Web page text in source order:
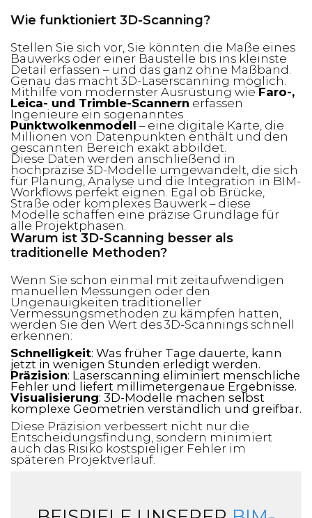
Wie funktioniert 3D-Scanning?
Stellen Sie sich vor, Sie könnten die Maße eines
Bauwerks oder einer Baustelle bis ins kleinste
Detail erfassen – und das ganz ohne Maßband.
Genau das macht 3D-Laserscanning möglich.
Mithilfe von modernster Ausrüstung wieFaro-,
Leica- und Trimble-Scannern erfassen
Ingenieure ein sogenanntes
Punktwolkenmodell – eine digitale Karte, die
Millionen von Datenpunkten enthält und den
gescannten Bereich exakt abbildet.
Diese Daten werden anschließend in
hochpräzise 3D-Modelle umgewandelt, die sich
für Planung, Analyse und die Integration in BIM-
Workflows perfekt eignen. Egal ob Brücke,
Straße oder komplexes Bauwerk – diese
Modelle schaffen eine präzise Grundlage für
alle Projektphasen.
Warum ist 3D-Scanning besser als
traditionelle Methoden?
Wenn Sie schon einmal mit zeitaufwendigen
manuellen Messungen oder den
Ungenauigkeiten traditioneller
Vermessungsmethoden zu kämpfen hatten,
werden Sie den Wert des 3D-Scannings schnell
erkennen:
Schnelligkeit: Was früher Tage dauerte, kann
jetzt in wenigen Stunden erledigt werden.
Präzision: Laserscanning eliminiert menschliche
Fehler und liefert millimetergenaue Ergebnisse.
Visualisierung: 3D-Modelle machen selbst
komplexe Geometrien verständlich und greifbar.
Diese Präzision verbessert nicht nur die
Entscheidungsfindung, sondern minimiert
auch das Risiko kostspieliger Fehler im
späteren Projektverlauf.